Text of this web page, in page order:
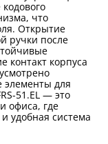
что
Открытие
ручки после
корпуса
элементы для
51.EL — это
офиса, где
удобная система